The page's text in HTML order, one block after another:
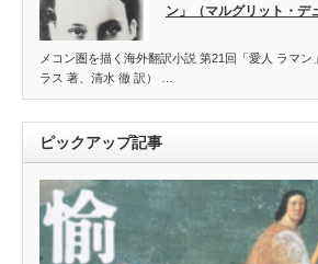
ン」（マルグリット・デ
メコン圏を描く海外翻訳小説 第21回「愛人 ラマン
ラス 著、清水 徹 訳） …
ピックアップ記事